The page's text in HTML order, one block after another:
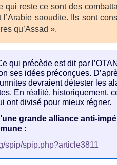
qui reste ce sont des
l’Arabie saoudite. Ils sont
qu’Assad ».
qui précède est dit par
ses idées préconçues.
devraient détester les
En réalité, historiquement,
ont divisé pour mieux régner.
grande alliance anti-
:
spip/spip.php?article3811